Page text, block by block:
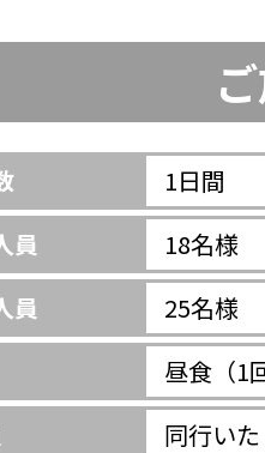
1日間
員
18名様
員
25名様
昼食（1
同行い